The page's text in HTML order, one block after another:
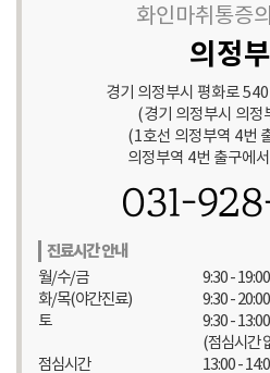
화인마취통증
의정
경기 의정부시 평화로
(경기 의정부시 의
(1호선 의정부역 4번
의정부역 4번 출구에
031-
진료시간 안내
월/수/금
화/목(야간진료)
토
점심시간
9:30 - 19:00
9:30 - 20:00
9:30 - 13:00
(점심시간
13:00 -